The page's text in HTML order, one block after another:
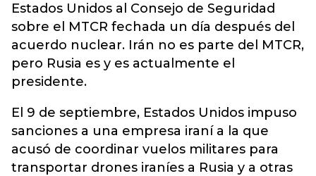
Estados Unidos al Consejo de Seguridad
sobre el MTCR fechada un día después del
acuerdo nuclear. Irán no es parte del MTCR,
pero Rusia es y es actualmente el
presidente.
El 9 de septiembre, Estados Unidos impuso
sanciones a una empresa iraní a la que
acusó de coordinar vuelos militares para
transportar drones iraníes a Rusia y a otras